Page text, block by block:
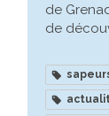
de
de